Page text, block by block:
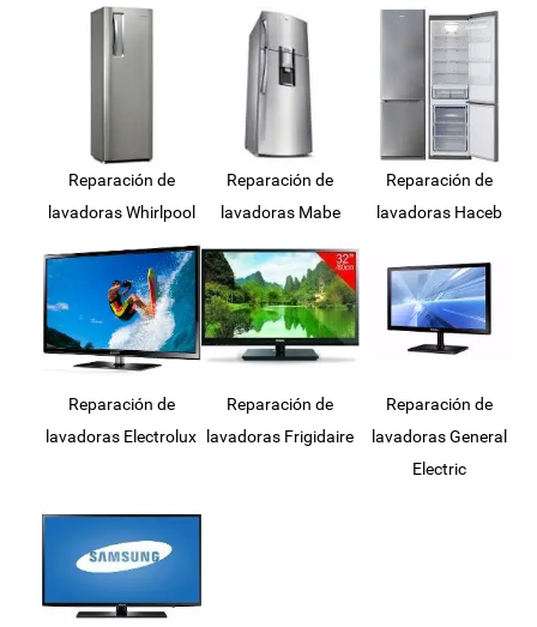
Reparación de
lavadoras Whirlpool
Reparación de
lavadoras Mabe
Reparación de
lavadoras Haceb
Reparación de
lavadoras Electrolux
Reparación de
lavadoras Frigidaire
Reparación de
lavadoras General
Electric